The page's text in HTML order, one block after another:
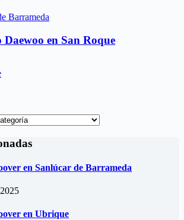
Barrameda
Daewoo en San Roque
en Sanlúcar de Barrameda
en Ubrique